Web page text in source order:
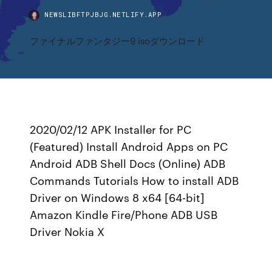
NEWSLIBFTPJBJG.NETLIFY.APP
ファイナルファンタジー9 isoダウンロード
2020/02/12 APK Installer for PC
(Featured) Install Android Apps on PC
Android ADB Shell Docs (Online) ADB
Commands Tutorials How to install ADB
Driver on Windows 8 x64 [64-bit]
Amazon Kindle Fire/Phone ADB USB
Driver Nokia X